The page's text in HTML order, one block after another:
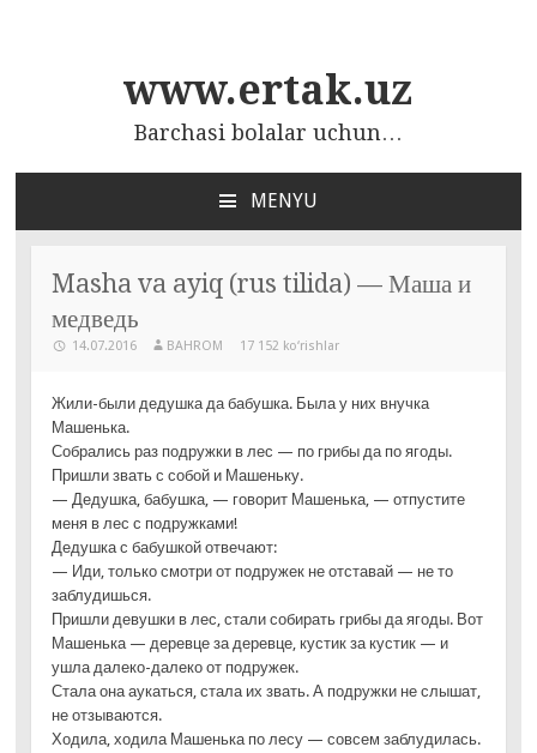
www.ertak.uz
Barchasi bolalar uchun…
MENYU
СОДЕРЖАНИЮ
Masha va ayiq (rus tilida) — Маша и
медведь
14.07.2016 BAHROM 17 152 ko‘rishlar
Жили-были дедушка да бабушка. Была у них внучка
Машенька.
Собрались раз подружки в лес — по грибы да по ягоды.
Пришли звать с собой и Машеньку.
— Дедушка, бабушка, — говорит Машенька, — отпустите
меня в лес с подружками!
Дедушка с бабушкой отвечают:
— Иди, только смотри от подружек не отставай — не то
заблудишься.
Пришли девушки в лес, стали собирать грибы да ягоды. Вот
Машенька — деревце за деревце, кустик за кустик — и
ушла далеко-далеко от подружек.
Стала она аукаться, стала их звать. А подружки не слышат,
не отзываются.
Ходила, ходила Машенька по лесу — совсем заблудилась.